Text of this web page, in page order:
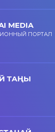
MEDIA
ПОРТАЛ
ТАҢЫ